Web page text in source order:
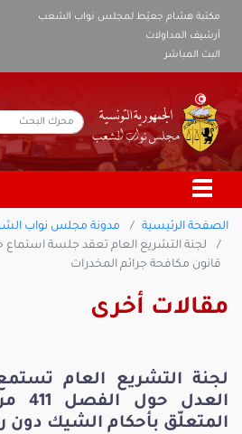
مكتبة هشام جعيّط لمجلس نواب الشعب
أرشيف المداولات
البث المباشر
الصفحة الرئيسية
مدونة مجلس نواب
لجنة التشريع العام تعقد جلسة استماع
قانون مكافحة جرائم المخدرات
مقالات أخرى
لجنة التشريع العام
المتعلّق بأحكام الشيك دون